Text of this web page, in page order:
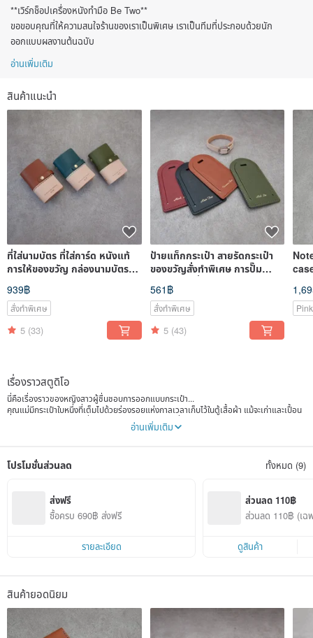
**เวิร์กช็อปเครื่องหนังทำมือ Be Two**
ขอขอบคุณที่ให้ความสนใจร้านของเราเป็นพิเศษ เราเป็นทีมที่ประกอบด้วยนัก
ออกแบบผลงานต้นฉบับ
อ่านเพิ่มเติม
สินค้าแนะนำ
ที่ใส่นามบัตร ที่ใส่การ์ด หนังแท้
การให้ของขวัญ กล่องนามบัตร
เคสการ์ดทูโทน
939฿
สั่งทำพิเศษ
5 (33)
ป้ายแท็กกระเป๋า สายรัดกระเป๋า
ของขวัญสั่งทำพิเศษ การปั๊ม
ฟอยล์แบบสั่งทำพิเศษ
561฿
สั่งทำพิเศษ
5 (43)
เรื่องราวสตูดิโอ
นี่คือเรื่องราวของหญิงสาวผู้ชื่นชอบการออกแบบกระเป๋า...
คุณแม่มีกระเป๋าใบหนึ่งที่เต็มไปด้วยร่องรอยแห่งกาลเวลาเก็บไว้ในตู้เสื้อผ้า แม้จะเก่าและเปื้อน
แล้ว แต่เธอก็ไม่ยอมทิ้ง ที่แท้กระเป๋าใบนั้นคือความรักที่คุณพ่อมอบให้คุณแม่ หญิงสาวจึงนำ
กระเป๋ามาออกแบบใหม่ เติมองค์ประกอบใหม่ ๆ และค่อย ๆ สร้างกระเป๋าถือใบใหม่ขึ้นอย่างเงียบ
Be Two หมายถึงเรื่องราวระหว่างคุณกับใครอีกคน เราหวังว่าจะถ่ายทอดเรื่องราวระหว่างคุณ
เราก็จะสานต่อความฝันให้กับคุณเช่นกัน เรื่องราวยังไม่จบ โปรดติดตามตอนต่อไป!
ยินดีต้อนรับสู่เวิร์กช็อปเครื่องหนังทำมือ Be Two แบรนด์ที่มุ่งมั่นออกแบบกระเป๋าทำมืออัน
แบรนด์ แนวคิดของเราคือการถ่ายทอดเรื่องราวของแต่ละคนผ่านเครื่องหนังทำมือ ชื่อแบรนด์
“Be Two” เป็นสัญลักษณ์ของสายสัมพันธ์ระหว่างคุณกับใครอีกคน เพื่อให้ทุกคนได้ค้นพบ
เรื่องราวของ Be Two เริ่มต้นจากหญิงสาวผู้หลงใหลในการออกแบบ คุณแม่ของเธอมีกระเป๋า
เก่าใบหนึ่งที่เก็บรักษาไว้นานหลายปี แม้จะผ่านกาลเวลามายาวนาน แต่เธอก็ไม่อาจทิ้งมันได้
เพราะความรักและความทรงจำที่ซ่อนอยู่เบื้องหลัง หญิงสาวจึงตัดสินใจออกแบบกระเป๋าใบนั้น
ใหม่และเติมองค์ประกอบใหม่ทั้งหมด โดยหวังว่าจะส่งต่อความตั้งใจนี้ให้คุณแม่ ผ่านกระบวนการ
ทำมือดังกล่าว เธอไม่เพียงสร้างกระเป๋าถือใบใหม่ขึ้นมา แต่ยังถักทอเรื่องราวอันงดงามระหว่าง
อ่านเพิ่มเติม
โปรโมชั่นส่วนลด ทั้งหมด (9)
ส่งฟรี
ซื้อครบ 690฿ ส่งฟรี
รายละเอียด
ส่วนลด 110฿
ส่วนลด 110฿ (เฉ
ดูสินค้า
สินค้ายอดนิยม